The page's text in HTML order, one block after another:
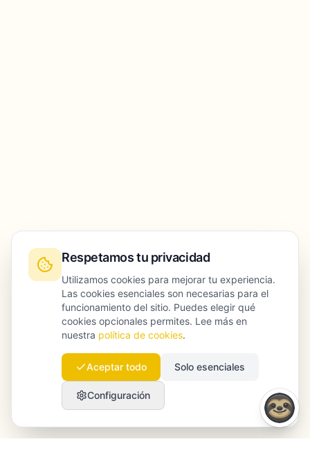
Respetamos tu privacidad
Utilizamos cookies para mejorar tu experiencia.
Las cookies esenciales son necesarias para el
funcionamiento del sitio. Puedes elegir qué
cookies opcionales permites. Lee más en
nuestra política de cookies.
Aceptar todo Solo esenciales
Configuración